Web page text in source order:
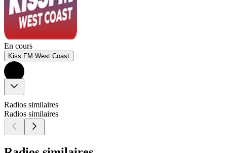
En cours
Kiss FM West Coast
Radios similaires
Radios similaires